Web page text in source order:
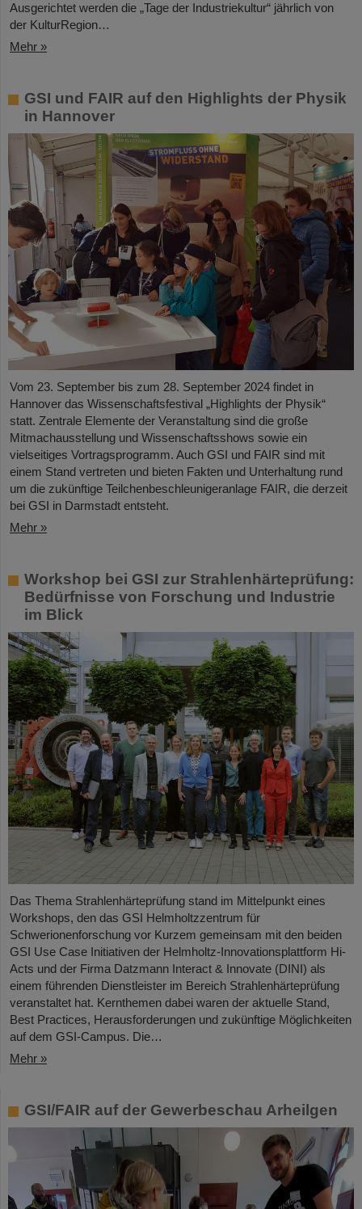
Ausgerichtet werden die „Tage der Industriekultur“ jährlich von
der KulturRegion…
Mehr »
GSI und FAIR auf den Highlights der Physik
in Hannover
Vom 23. September bis zum 28. September 2024 findet in
Hannover das Wissenschaftsfestival „Highlights der Physik“
statt. Zentrale Elemente der Veranstaltung sind die große
Mitmachausstellung und Wissenschaftsshows sowie ein
vielseitiges Vortragsprogramm. Auch GSI und FAIR sind mit
einem Stand vertreten und bieten Fakten und Unterhaltung rund
um die zukünftige Teilchenbeschleunigeranlage FAIR, die derzeit
bei GSI in Darmstadt entsteht.
Mehr »
Workshop bei GSI zur Strahlenhärteprüfung:
Bedürfnisse von Forschung und Industrie
im Blick
Das Thema Strahlenhärteprüfung stand im Mittelpunkt eines
Workshops, den das GSI Helmholtzzentrum für
Schwerionenforschung vor Kurzem gemeinsam mit den beiden
GSI Use Case Initiativen der Helmholtz-Innovationsplattform Hi-
Acts und der Firma Datzmann Interact & Innovate (DINI) als
einem führenden Dienstleister im Bereich Strahlenhärteprüfung
veranstaltet hat. Kernthemen dabei waren der aktuelle Stand,
Best Practices, Herausforderungen und zukünftige Möglichkeiten
auf dem GSI-Campus. Die…
Mehr »
GSI/FAIR auf der Gewerbeschau Arheilgen